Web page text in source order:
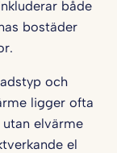
både
bostäder
och
ligger ofta
elvärme
el